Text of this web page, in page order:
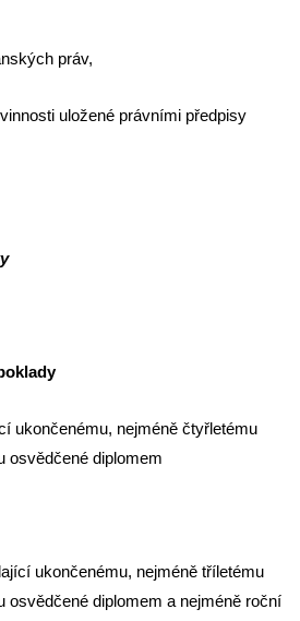
práv,
uložené právními předpisy
ukončenému, nejméně čtyřletému
osvědčené diplomem
ukončenému, nejméně tříletému
osvědčené diplomem a nejméně roční